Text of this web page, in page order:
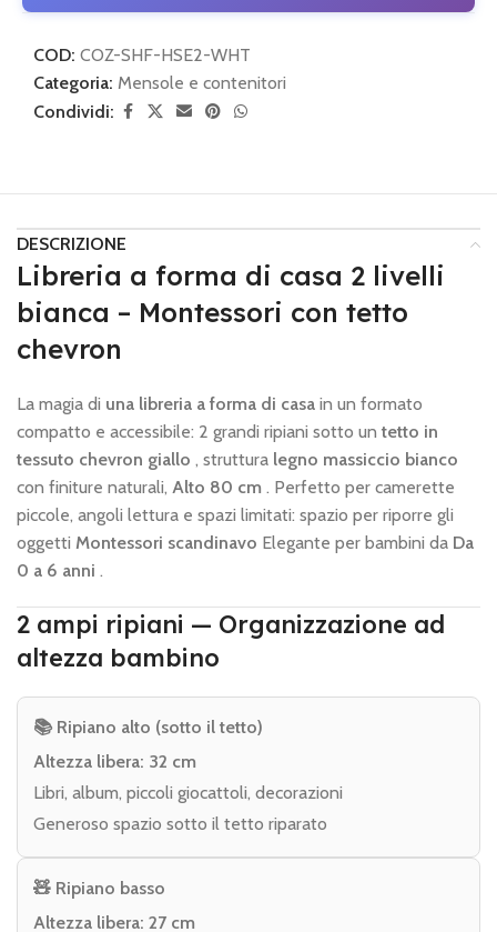
3 o 4 rate senza costi aggiuntivi
Da 30 € di acquisto
💡Come funziona:Scegli alla pagina di pagamento
3 o 4 rate con Klarna
e imposta le rate mensili.
COD: COZ-SHF-HSE2-WHT
Categoria: Mensole e contenitori
Condividi:
DESCRIZIONE
Libreria a forma di casa 2 livelli
bianca – Montessori con tetto
chevron
La magia di una libreria a forma di casa in un formato
compatto e accessibile: 2 grandi ripiani sotto un tetto in
tessuto chevron giallo , struttura legno massiccio bianco
con finiture naturali, Alto 80 cm . Perfetto per camerette
piccole, angoli lettura e spazi limitati: spazio per riporre gli
oggetti Montessori scandinavo Elegante per bambini da Da
0 a 6 anni .
2 ampi ripiani — Organizzazione ad
altezza bambino
📚 Ripiano alto (sotto il tetto)
Altezza libera: 32 cm
Libri, album, piccoli giocattoli, decorazioni
Generoso spazio sotto il tetto riparato
🧸 Ripiano basso
Altezza libera: 27 cm